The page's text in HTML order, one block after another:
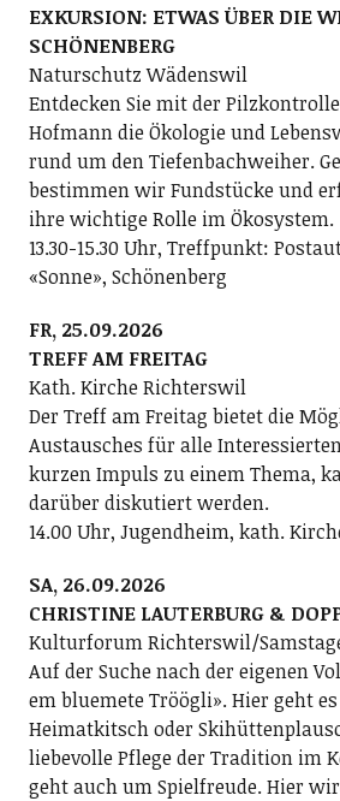
EXKURSION: ETWAS ÜBER DIE
SCHÖNENBERG
Naturschutz Wädenswil
Entdecken Sie mit der
Hofmann die Ökologie und
rund um den Tiefenbachweiher.
bestimmen wir Fundstücke und
ihre wichtige Rolle im Ökosystem.
13.30-15.30 Uhr, Treffpunkt:
«Sonne», Schönenberg
FR, 25.09.2026
TREFF AM FREITAG
Kath. Kirche Richterswil
Der Treff am Freitag bietet die
Austausches für alle
kurzen Impuls zu einem Thema,
darüber diskutiert werden.
14.00 Uhr, Jugendheim, kath.
SA, 26.09.2026
CHRISTINE LAUTERBURG &
Kulturforum Richterswil/
Auf der Suche nach der eigenen
em bluemete Tröögli». Hier geht
Heimatkitsch oder
liebevolle Pflege der Tradition im
geht auch um Spielfreude. Hier